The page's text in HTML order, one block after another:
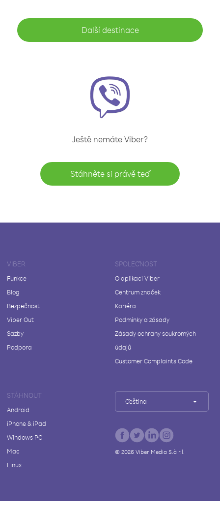
Další destinace
Ještě nemáte Viber?
Stáhněte si právě teď
VIBER
Funkce
Blog
Bezpečnost
Viber Out
Sazby
Podpora
SPOLEČNOST
O aplikaci Viber
Centrum značek
Kariéra
Podmínky a zásady
Zásady ochrany soukromých
údajů
Customer Complaints Code
STÁHNOUT
Android
iPhone & iPad
Windows PC
Mac
Linux
Čeština
© 2026Viber Media S.à r.l.